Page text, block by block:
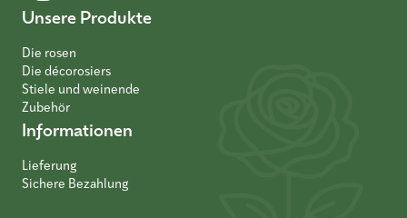
Unsere Produkte
Die rosen
Die décorosiers
Stiele und weinende
Zubehör
Informationen
Lieferung
Sichere Bezahlung